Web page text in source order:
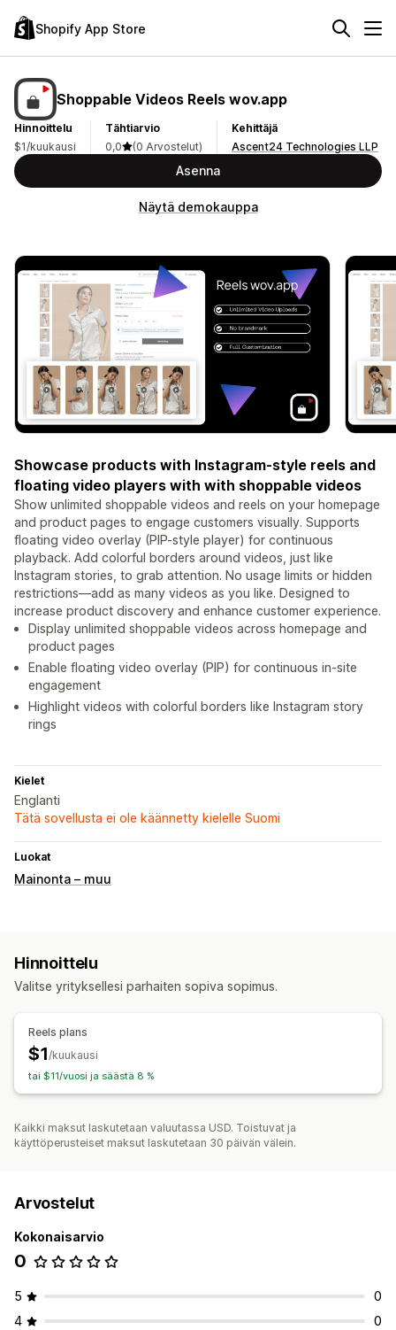
Shopify App Store
Shoppable Videos Reels wov.app
Hinnoittelu
$1/kuukausi
Tähtiarvio
0,0
(0 Arvostelut)
Kehittäjä
Ascent24 Technologies LLP
Asenna
Näytä demokauppa
Showcase products with Instagram-style reels and
floating video players with with shoppable videos
Show unlimited shoppable videos and reels on your homepage
and product pages to engage customers visually. Supports
floating video overlay (PIP-style player) for continuous
playback. Add colorful borders around videos, just like
Instagram stories, to grab attention. No usage limits or hidden
restrictions—add as many videos as you like. Designed to
increase product discovery and enhance customer experience.
Display unlimited shoppable videos across homepage and
product pages
Enable floating video overlay (PIP) for continuous in-site
engagement
Highlight videos with colorful borders like Instagram story
rings
Kielet
Englanti
Tätä sovellusta ei ole käännetty kielelle Suomi
Luokat
Mainonta – muu
Hinnoittelu
Valitse yrityksellesi parhaiten sopiva sopimus.
Reels plans
$1/kuukausi
tai $11/vuosi ja säästä 8 %
Kaikki maksut laskutetaan valuutassa USD. Toistuvat ja
käyttöperusteiset maksut laskutetaan 30 päivän välein.
Arvostelut
Kokonaisarvio
0
5
0
4
0